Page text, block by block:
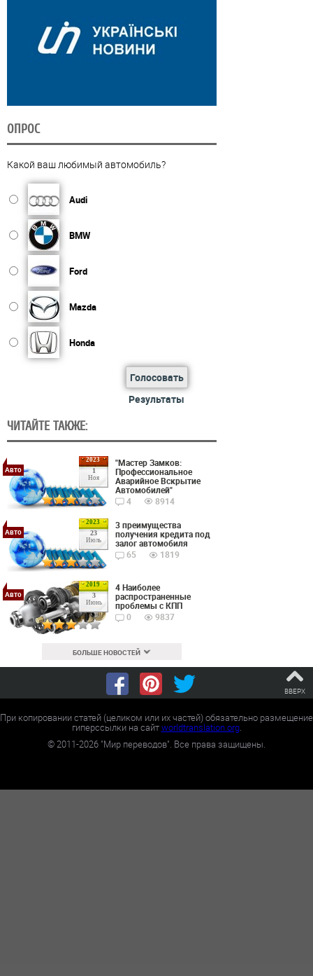
ОПРОС
Какой ваш любимый автомобиль?
Audi
BMW
Ford
Mazda
Honda
Голосовать
Результаты
ЧИТАЙТЕ ТАКЖЕ:
2023
1
Ноя
Авто
"Мастер Замков:
Профессиональное
Аварийное Вскрытие
Автомобилей"
4
8914
2023
23
Июль
Авто
3 преимущества
получения кредита под
залог автомобиля
65
1819
2019
3
Июнь
Авто
4 Наиболее
распространенные
проблемы с КПП
0
9837
БОЛЬШЕ НОВОСТЕЙ
ВВЕРХ
При копировании статей (целиком или их частей) обязательно размещение
гиперссылки на сайтworldtranslation.org.
©2011-2026 "Мир переводов". Все права защищены.